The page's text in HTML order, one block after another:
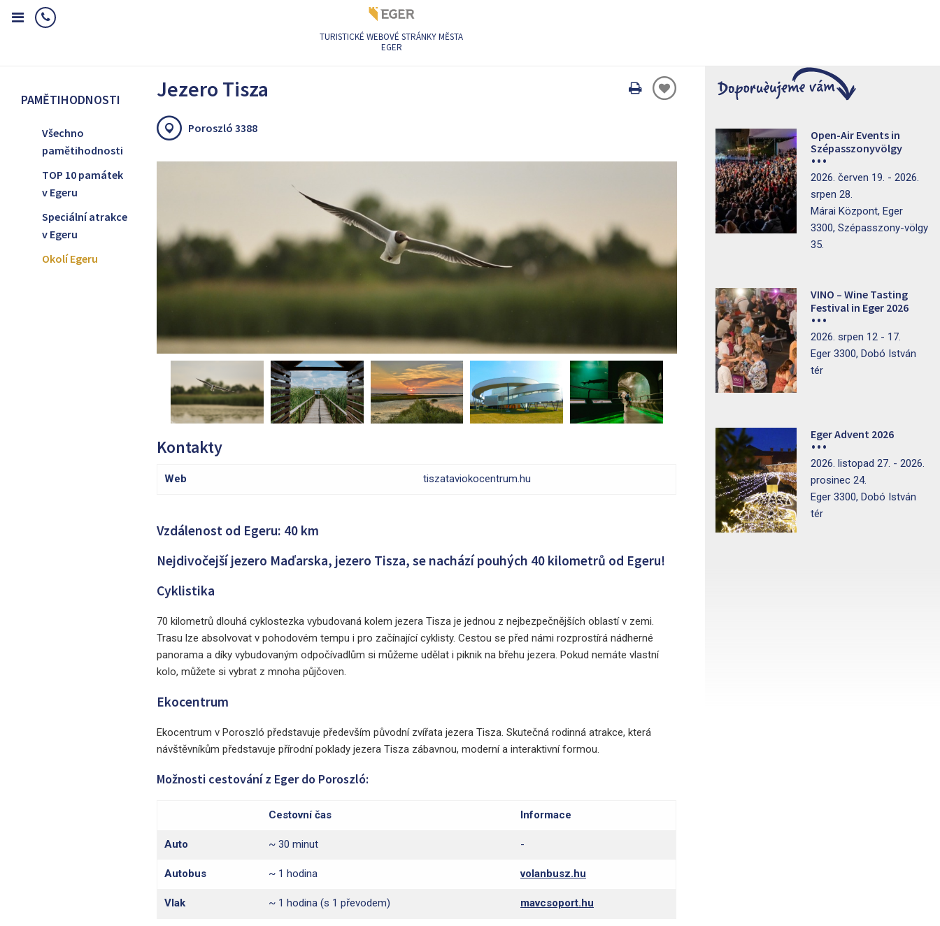
TURISTICKÉ WEBOVÉ STRÁNKY MĚSTA
EGER
PAMĚTIHODNOSTI
Všechno
pamětihodnosti
TOP 10 památek
v Egeru
Speciální atrakce
v Egeru
Okolí Egeru
Jezero Tisza
Oldal
Poroszló 3388
Kontakty
Web tiszataviokocentrum.hu
Vzdálenost od Egeru: 40 km
Nejdivočejší jezero Maďarska, jezero Tisza, se nachází pouhých 40 kilometrů od Egeru!
Cyklistika
70 kilometrů dlouhá cyklostezka vybudovaná kolem jezera Tisza je jednou z nejbezpečnějších oblastí v zemi.
Trasu lze absolvovat v pohodovém tempu i pro začínající cyklisty. Cestou se před námi rozprostírá nádherné
panorama a díky vybudovaným odpočívadlům si můžeme udělat i piknik na břehu jezera. Pokud nemáte vlastní
kolo, můžete si vybrat z mnoha půjčoven.
Ekocentrum
Ekocentrum v Poroszló představuje především původní zvířata jezera Tisza. Skutečná rodinná atrakce, která
návštěvníkům představuje přírodní poklady jezera Tisza zábavnou, moderní a interaktivní formou.
Možnosti cestování z Eger do Poroszló:
Cestovní čas Informace
Auto ~ 30 minut -
Autobus ~ 1 hodina volanbusz.hu
Vlak ~ 1 hodina (s 1 převodem) mavcsoport.hu
Open-Air Events in
Szépasszonyvölgy
2026. červen 19. - 2026.
srpen 28.
Márai Központ, Eger
3300, Szépasszony-völgy
35.
VINO – Wine Tasting
Festival in Eger 2026
2026. srpen 12 - 17.
Eger 3300, Dobó István
tér
Eger Advent 2026
2026. listopad 27. - 2026.
prosinec 24.
Eger 3300, Dobó István
tér